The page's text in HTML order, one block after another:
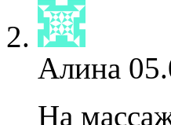
Алина
На